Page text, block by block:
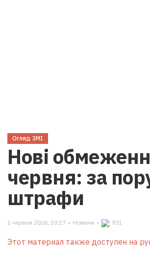
Огляд ЗМІ
Нові
червня: за
штрафи
1 червня 2026, 10:17 • Новини • 931
Этот материал также доступен на